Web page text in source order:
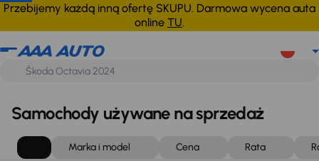
Przebijemy każdą inną ofertę SKUPU. Darmowa wycena auta
online TU.
Samochody używane na sprzedaż
Marka i model Cena Rata